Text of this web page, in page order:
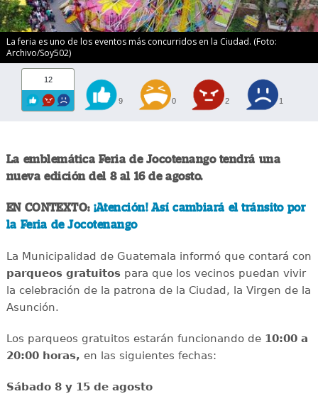
La feria es uno de los eventos más concurridos en la Ciudad. (Foto:
Archivo/Soy502)
12
9 0 2 1
La emblemática Feria de Jocotenango tendrá una
nueva edición del 8 al 16 de agosto.
EN CONTEXTO:¡Atención! Así cambiará el tránsito por
la Feria de Jocotenango
La Municipalidad de Guatemala informó que contará con
parqueos gratuitospara que los vecinos puedan vivir
la celebración de la patrona de la Ciudad, la Virgen de la
Asunción.
Los parqueos gratuitos estarán funcionando de 10:00 a
20:00 horas, en las siguientes fechas:
Sábado 8 y 15 de agosto